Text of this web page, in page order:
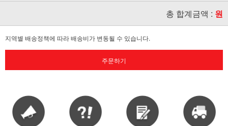
총 합계금액 : 원
지역별 배송정책에 따라 배송비가 변동될 수 있습니다.
주문하기